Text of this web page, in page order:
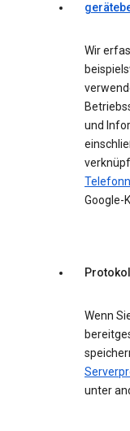
Wir
und
Google-
Wenn
unter